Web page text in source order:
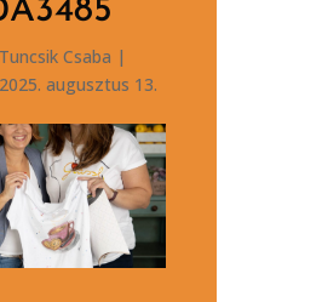
Tuncsik Csaba |
augusztus 13.